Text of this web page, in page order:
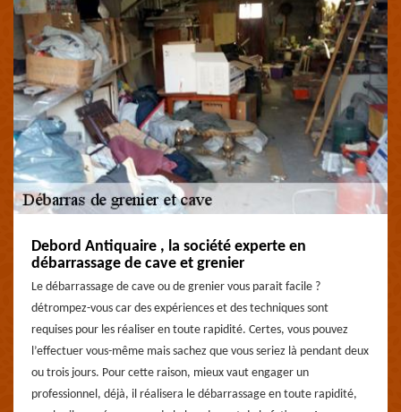
Debord Antiquaire , la société experte en
débarrassage de cave et grenier
Le débarrassage de cave ou de grenier vous parait facile ?
détrompez-vous car des expériences et des techniques sont
requises pour les réaliser en toute rapidité. Certes, vous pouvez
l’effectuer vous-même mais sachez que vous seriez là pendant deux
ou trois jours. Pour cette raison, mieux vaut engager un
professionnel, déjà, il réalisera le débarrassage en toute rapidité,